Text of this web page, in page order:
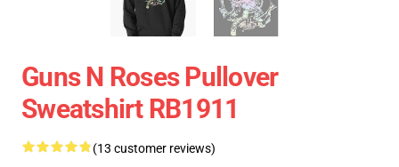
Guns N Roses Pullover
Sweatshirt RB1911
(13 customer reviews)